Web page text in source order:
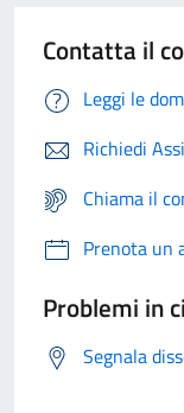
Contatta il
Leggi le
Richiedi
Chiama il
Prenota un
Problemi in
Segnala